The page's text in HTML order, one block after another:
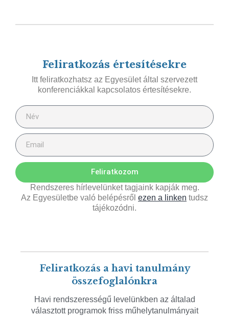
Feliratkozás értesítésekre
Itt feliratkozhatsz az Egyesület által szervezett
konferenciákkal kapcsolatos értesítésekre.
Feliratkozom
Rendszeres hírlevelünket tagjaink kapják meg.
Az Egyesületbe való belépésről ezen a linken tudsz
tájékozódni.
Feliratkozás a havi tanulmány
összefoglalónkra
Havi rendszerességű levelünkben az általad
választott programok friss műhelytanulmányait